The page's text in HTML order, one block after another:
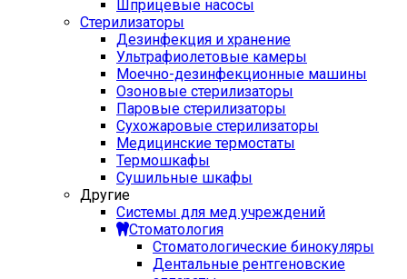
Шприцевые насосы
Стерилизаторы
Дезинфекция и хранение
Ультрафиолетовые камеры
Моечно-дезинфекционные машины
Озоновые стерилизаторы
Паровые стерилизаторы
Сухожаровые стерилизаторы
Медицинские термостаты
Термошкафы
Сушильные шкафы
Другие
Системы для мед учреждений
Стоматология
Стоматологические бинокуляры
Дентальные рентгеновские